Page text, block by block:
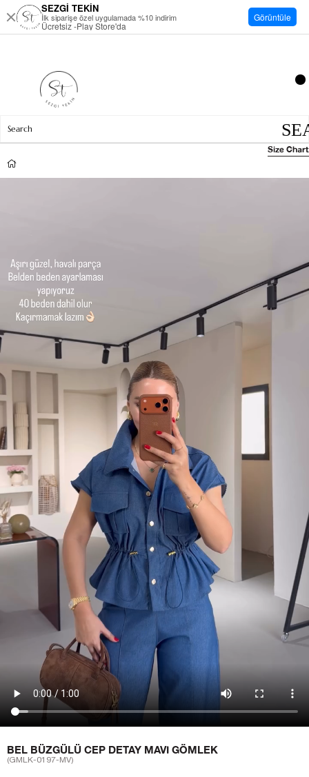
BEL BÜZGÜLÜ CEP DETAY MAVI GÖMLEK
(GMLK-0197-MV)
Size Chart
SEZGİ TEKİN
İlk siparişe özel uygulamada %10 indirim
Ücretsiz -Play Store'da
Görüntüle